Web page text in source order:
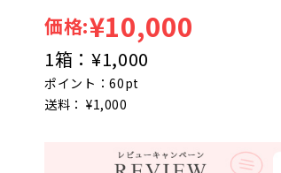
価格:¥10,000
1箱： ¥1,000
ポイント：60pt
送料： ¥1,000